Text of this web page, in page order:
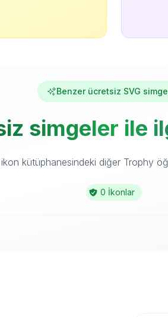
Benzer ücretsiz SVG
simgeler ile
kütüphanesindeki diğer Trophy
0 İkonlar